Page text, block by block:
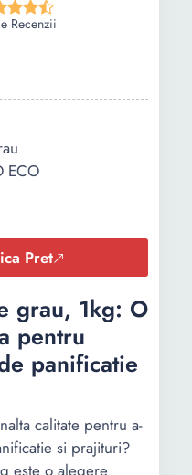
Recenzii
ECO
Pret
grau, 1kg: O
pentru
panificatie
calitate pentru a-
si prajituri?
este o alegere